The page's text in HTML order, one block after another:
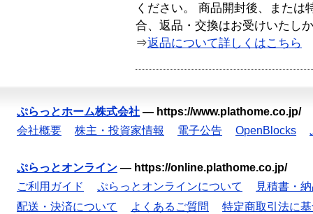
ください。 商品開封後、または
合、返品・交換はお受けいたし
⇒返品について詳しくはこちら
ぷらっとホーム株式会社 — https://www.plathome.co.jp/
会社概要
株主・投資家情報 電子公告 OpenBlocks
ぷらっとオンライン — https://online.plathome.co.jp/
ご利用ガイド
ぷらっとオンラインについて
見積書・
配送・決済について
よくあるご質問
特定商取引法に